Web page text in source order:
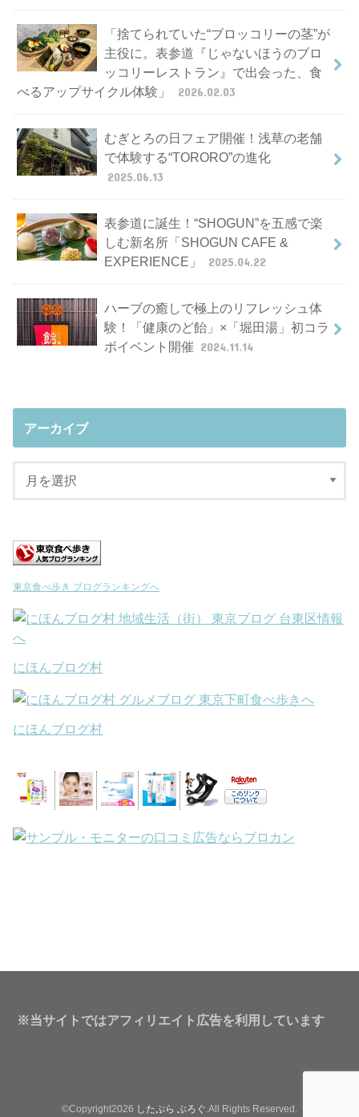
「捨てられていた“ブロッコリーの茎”が
主役に。表参道『じゃないほうのブロ
ッコリーレストラン』で出会った、食
べるアップサイクル体験」
2026.02.03
むぎとろの日フェア開催！浅草の老舗
で体験する“TORORO”の進化
2025.06.13
表参道に誕生！“SHOGUN”を五感で楽
しむ新名所「SHOGUN CAFE &
EXPERIENCE」
2025.04.22
ハーブの癒しで極上のリフレッシュ体
験！「健康のど飴」×「堀田湯」初コラ
ボイベント開催 2024.11.14
アーカイブ
東京食べ歩き ブログランキングへ
にほんブログ村
にほんブログ村
※当サイトではアフィリエイト広告を利用しています
©Copyright2026 したぷら ぶろぐ.All Rights Reserved.